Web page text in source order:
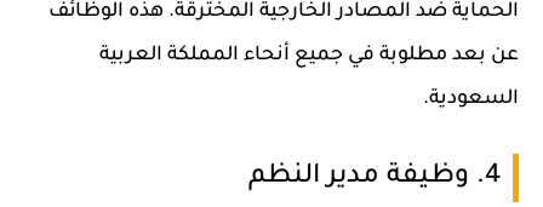
الحماية ضد المصادر الخارجية المخترقة. هذه الوظائف
عن بعد مطلوبة في جميع أنحاء المملكة العربية
السعودية.
4. وظيفة مدير النظم